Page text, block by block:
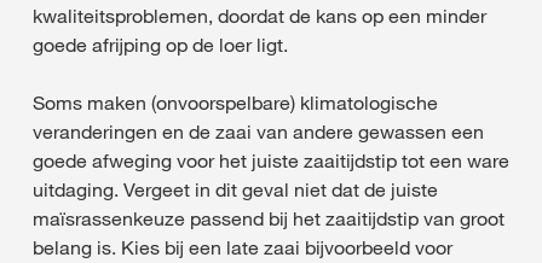
kwaliteitsproblemen, doordat de kans op een minder
goede afrijping op de loer ligt.
Soms maken (onvoorspelbare) klimatologische
veranderingen en de zaai van andere gewassen een
goede afweging voor het juiste zaaitijdstip tot een ware
uitdaging. Vergeet in dit geval niet dat de juiste
maïsrassenkeuze passend bij het zaaitijdstip van groot
belang is. Kies bij een late zaai bijvoorbeeld voor